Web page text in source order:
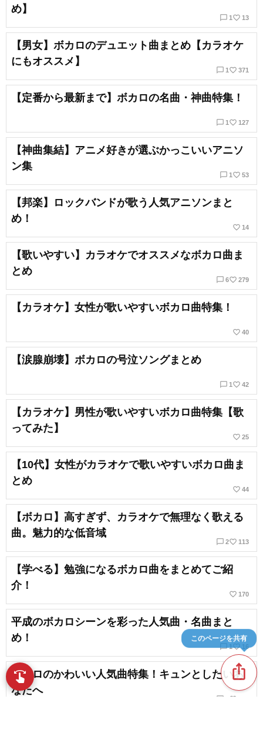
め】
chat_bubble_outline 1favorite_border 13
【男女】ボカロのデュエット曲まとめ【カラオケ
にもオススメ】
chat_bubble_outline 1favorite_border 371
【定番から最新まで】ボカロの名曲・神曲特集！
chat_bubble_outline 1favorite_border 127
【神曲集結】アニメ好きが選ぶかっこいいアニソ
ン集
chat_bubble_outline 1favorite_border 53
【邦楽】ロックバンドが歌う人気アニソンまと
め！
favorite_border 14
【歌いやすい】カラオケでオススメなボカロ曲ま
とめ
chat_bubble_outline 6favorite_border 279
【カラオケ】女性が歌いやすいボカロ曲特集！
favorite_border 40
【涙腺崩壊】ボカロの号泣ソングまとめ
chat_bubble_outline 1favorite_border 42
【カラオケ】男性が歌いやすいボカロ曲特集【歌
ってみた】
favorite_border 25
【10代】女性がカラオケで歌いやすいボカロ曲ま
とめ
favorite_border 44
【ボカロ】高すぎず、カラオケで無理なく歌える
曲。魅力的な低音域
chat_bubble_outline 2favorite_border 113
【学べる】勉強になるボカロ曲をまとめてご紹
介！
favorite_border 170
平成のボカロシーンを彩った人気曲・名曲まと
め！
chat_bubble_outline1favorite_border 16
ボカロのかわいい人気曲特集！キュンとしたいあ
なたへ
chat_bubble_outline favorite_border
ios_share
このページを共有
swipe 指先で音楽をブラウズ